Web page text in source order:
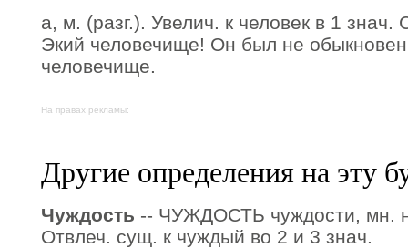
а, м. (разг.). Увелич. к человек в 1
Экий человечище! Он был не
человечище.
На правах рекламы:
Другие определения на эту
Чуждость -- ЧУЖДОСТЬ чуждости, мн.
Отвлеч. сущ. к чуждый во 2 и 3 знач.